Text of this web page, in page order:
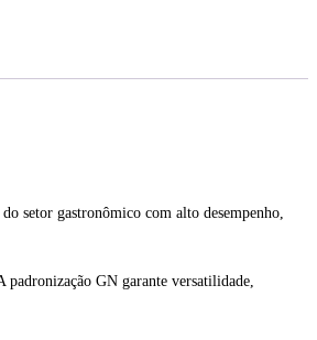
setor gastronômico com alto desempenho,
GN garante versatilidade,